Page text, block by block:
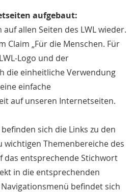
aufgebaut:
allen Seiten des LWL wieder.
Claim „Für die Menschen. Für
Logo und der
die einheitliche Verwendung
einfache
auf unseren Internetseiten.
sich die Links zu den
wichtigen Themenbereiche des
das entsprechende Stichwort
in die entsprechenden
befindet sich